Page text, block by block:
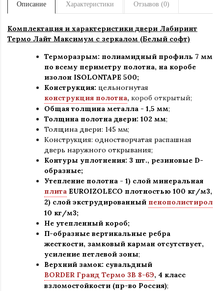
Описание Характеристики Отзывов (0)
Комплектация и характеристики двери Лабиринт
Термо Лайт Максимум с зеркалом (Белый софт)
Терморазрым: полиамидный профиль 7 мм
по всему периметру полотна, на коробе
изолон ISOLONTAPE 500;
Конструкция: цельногнутая
конструкция полотна, короб открытый;
Общая толщина металла - 1,5 мм;
Толщина полотна двери: 102 мм;
Толщина двери: 145 мм;
Конструкция: одностворчатая распашная
дверь наружного открывания;
Контуры уплотнения: 3 шт., резиновые D-
образные;
Утепление полотна - 1) слой минеральная
плита EUROIZOLECO плотностью 100 кг/м3,
2) слой экструдированный пенополистирол
10 кг/м3;
Не утепленный короб;
П-образные вертикальные ребра
жесткости, замковый карман отсутствует,
усиление петлевой зоны;
Верхний замок: сувальдный
BORDER Гранд Термо 3В 8-6Э, 4 класс
взломостойкости (пр-во Россия);